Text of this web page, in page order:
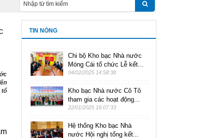
tổ
TIN NÓNG
Chi bộ Kho bạc Nhà nước
Móng Cái tổ chức Lễ kết...
04/02/2025 14:58:38
Kho bạc Nhà nước Cô Tô
tham gia các hoạt động...
22/01/2025 16:07:33
Hệ thống Kho bạc Nhà
nước Hội nghị tổng kết...